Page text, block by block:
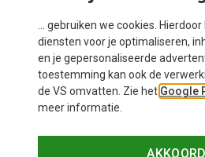
Dames Sella Free 3L PTX Jas
€ 499,95
... gebruiken we cookies.
diensten voor je optimaliseren,
en je gepersonaliseerde
toestemming kan ook de
de VS omvatten. Zie het Google
meer informatie.
AKKOORD